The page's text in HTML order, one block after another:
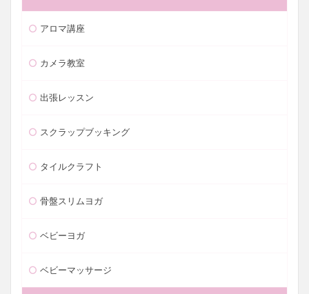
アロマ講座
カメラ教室
出張レッスン
スクラップブッキング
タイルクラフト
骨盤スリムヨガ
ベビーヨガ
ベビーマッサージ